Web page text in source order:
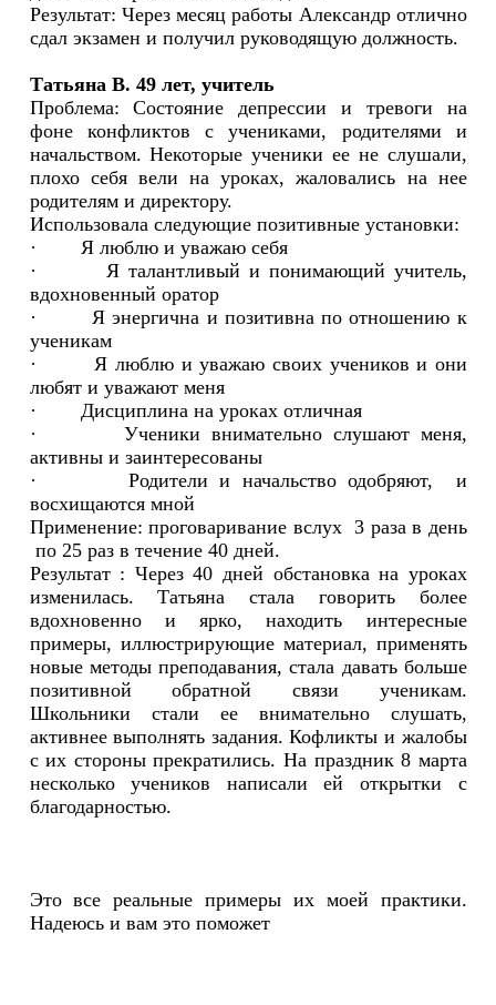
Результат: Через месяц работы Александр отлично
сдал экзамен и получил руководящую должность.
Татьяна В. 49 лет, учитель
Проблема: Состояние депрессии и тревоги на
фоне конфликтов с учениками, родителями и
начальством. Некоторые ученики ее не слушали,
плохо себя вели на уроках, жаловались на нее
родителям и директору.
Использовала следующие позитивные установки:
· Я люблю и уважаю себя
· Я талантливый и понимающий учитель,
вдохновенный оратор
· Я энергична и позитивна по отношению к
ученикам
· Я люблю и уважаю своих учеников и они
любят и уважают меня
· Дисциплина на уроках отличная
· Ученики внимательно слушают меня,
активны и заинтересованы
· Родители и начальство одобряют, и
восхищаются мной
Применение: проговаривание вслух 3 раза в день
по 25 раз в течение 40 дней.
Результат : Через 40 дней обстановка на уроках
изменилась. Татьяна стала говорить более
вдохновенно и ярко, находить интересные
примеры, иллюстрирующие материал, применять
новые методы преподавания, стала давать больше
позитивной обратной связи ученикам.
Школьники стали ее внимательно слушать,
активнее выполнять задания. Кофликты и жалобы
с их стороны прекратились. На праздник 8 марта
несколько учеников написали ей открытки с
благодарностью.
Это все реальные примеры их моей практики.
Надеюсь и вам это поможет